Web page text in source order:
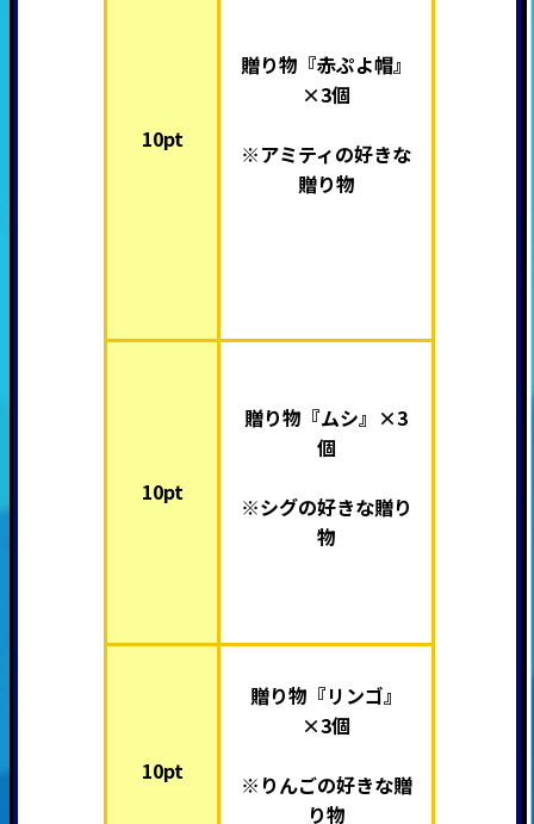
10pt
贈り物『赤ぷよ帽』
×3個
※アミティの好きな
贈り物
10pt
贈り物『ムシ』×3
個
※シグの好きな贈り
物
10pt
贈り物『リンゴ』
×3個
※りんごの好きな贈
り物